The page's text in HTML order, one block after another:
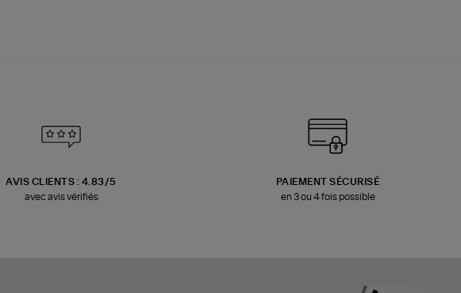
AVIS CLIENTS : 4.83/5
avec avis vérifiés
PAIEMENT SÉCURISÉ
en 3 ou 4 fois possible